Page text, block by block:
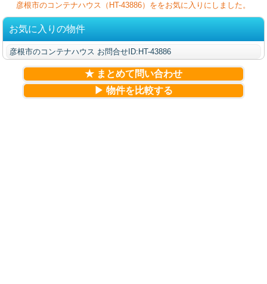
彦根市のコンテナハウス（HT-43886）ををお気に入りにしました。
お気に入りの物件
彦根市のコンテナハウス お問合せID:HT-43886
★ まとめて問い合わせ
▶ 物件を比較する